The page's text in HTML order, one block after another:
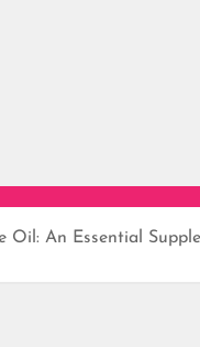
Oil: An Essential